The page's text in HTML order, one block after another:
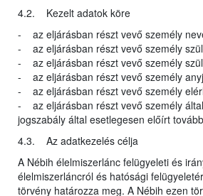
4.2. Kezelt adatok köre
- az eljárásban részt vevő személy
- az eljárásban részt vevő személy
- az eljárásban részt vevő személy
- az eljárásban részt vevő személy
- az eljárásban részt vevő személy
- az eljárásban részt vevő személy
jogszabály által esetlegesen előírt
4.3. Az adatkezelés célja
A Nébih élelmiszerlánc felügyeleti és
élelmiszerláncról és hatósági
törvény határozza meg. A Nébih ezen